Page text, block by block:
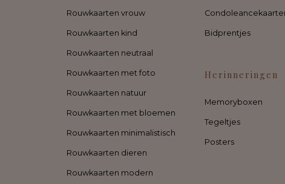
Rouwkaarten vrouw
Rouwkaarten kind
Rouwkaarten neutraal
Rouwkaarten met foto
Rouwkaarten natuur
Rouwkaarten met bloemen
Rouwkaarten minimalistisch
Rouwkaarten dieren
Rouwkaarten modern
Bidprentjes
Herinneringen
Memoryboxen
Tegeltjes
Posters